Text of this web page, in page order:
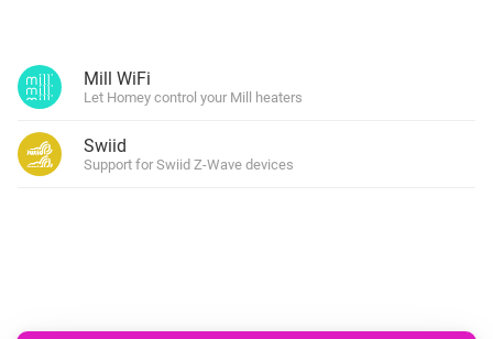
Mill WiFi
Let Homey control your Mill heaters
Swiid
Support for Swiid Z-Wave devices